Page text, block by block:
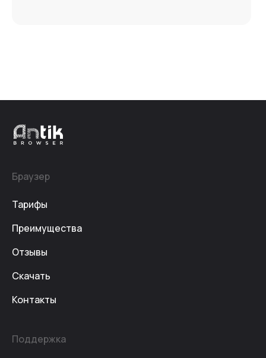
Браузер
Поддержка
Преимущества
Отзывы
Тарифы
Скачать
Контакты